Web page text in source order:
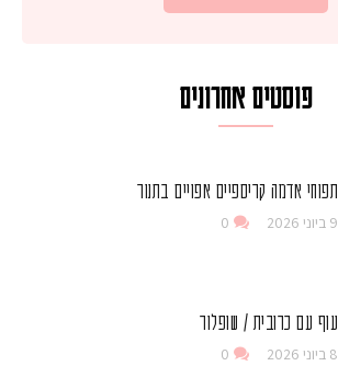
פוסטים אחרונים
תפוחי אדמה קריספיים אפויים בתנור
9 ביוני 2026 0
עוף עם כרובית / שופלור
8 ביוני 2026 0